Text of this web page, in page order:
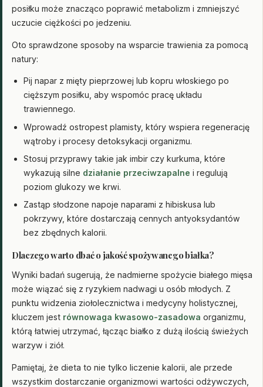
posiłku może znacząco poprawić metabolizm i zmniejszyć
uczucie ciężkości po jedzeniu.
Oto sprawdzone sposoby na wsparcie trawienia za pomocą
natury:
Pij napar z mięty pieprzowej lub kopru włoskiego po
cięższym posiłku, aby wspomóc pracę układu
trawiennego.
Wprowadź ostropest plamisty, który wspiera regenerację
wątroby i procesy detoksykacji organizmu.
Stosuj przyprawy takie jak imbir czy kurkuma, które
wykazują silne działanie przeciwzapalne i regulują
poziom glukozy we krwi.
Zastąp słodzone napoje naparami z hibiskusa lub
pokrzywy, które dostarczają cennych antyoksydantów
bez zbędnych kalorii.
Dlaczego warto dbać o jakość spożywanego białka?
Wyniki badań sugerują, że nadmierne spożycie białego mięsa
może wiązać się z ryzykiem nadwagi u osób młodych. Z
punktu widzenia ziołolecznictwa i medycyny holistycznej,
kluczem jest równowaga kwasowo-zasadowa organizmu,
którą łatwiej utrzymać, łącząc białko z dużą ilością świeżych
warzyw i ziół.
Pamiętaj, że dieta to nie tylko liczenie kalorii, ale przede
wszystkim dostarczanie organizmowi wartości odżywczych,